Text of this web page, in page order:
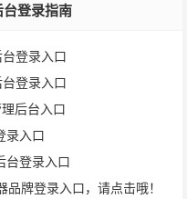
登录指南
登录入口
登录入口
后台入口
录入口
台登录入口
品牌登录入口，请点击哦！